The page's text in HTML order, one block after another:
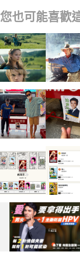
您也可能喜歡